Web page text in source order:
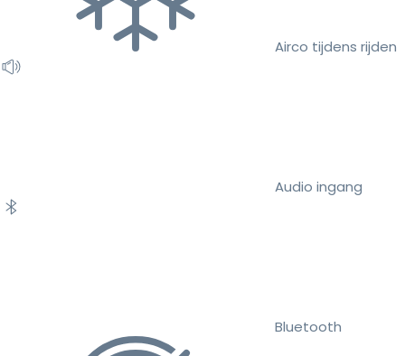
Airco tijdens rijden
Audio ingang
Bluetooth